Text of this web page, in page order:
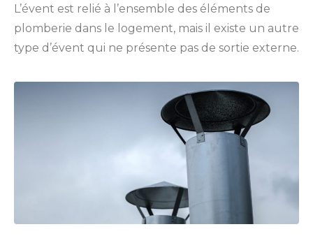
L’évent est relié à l’ensemble des éléments de
plomberie dans le logement, mais il existe un autre
type d’évent qui ne présente pas de sortie externe.